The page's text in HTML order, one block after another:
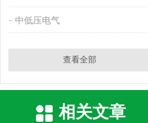
中低压电气
查看全部
相关文章